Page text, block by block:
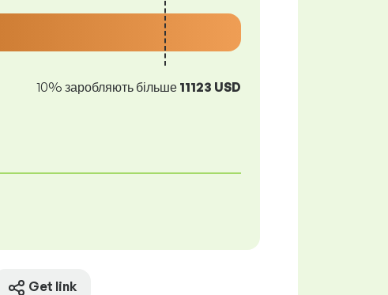
10% заробляють більше 11123 USD
Get link